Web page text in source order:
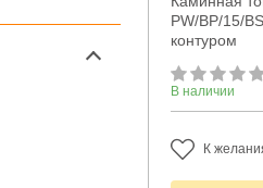
PW/BP/15/
контуром
В наличии
К